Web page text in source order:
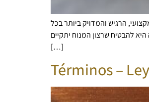
הרגיש והמדויק ביותר בכל
להבטיח שרצון המנוח יתקיים
[…]
Términos –